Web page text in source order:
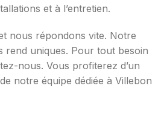
et à l’entretien.
nous répondons vite. Notre
rend uniques. Pour tout besoin
nous. Vous profiterez d’un
notre équipe dédiée à Villebon